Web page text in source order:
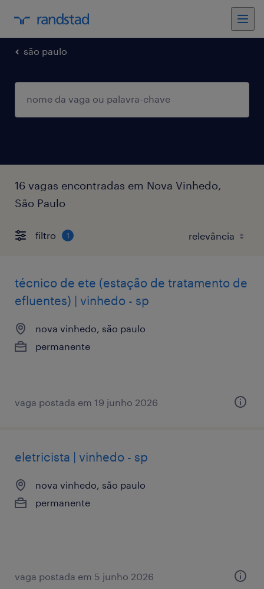
são paulo
16 vagas encontradas em Nova Vinhedo,
São Paulo
filtro 1
técnico de ete (estação de tratamento de
efluentes) | vinhedo - sp
nova vinhedo, são paulo
permanente
vaga postada em 19 junho 2026
eletricista | vinhedo - sp
nova vinhedo, são paulo
permanente
vaga postada em 5 junho 2026